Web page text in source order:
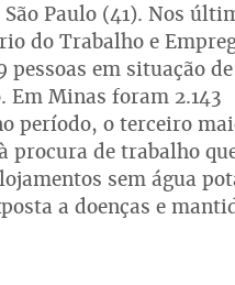
Paulo (41). Nos
do Trabalho e
pessoas em situação de
Em Minas foram 2.143
período, o terceiro
procura de trabalho
sem água
a doenças e